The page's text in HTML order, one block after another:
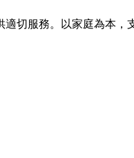
切服務。以家庭為本